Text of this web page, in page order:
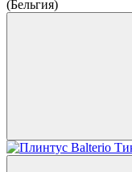
(Бельгия)